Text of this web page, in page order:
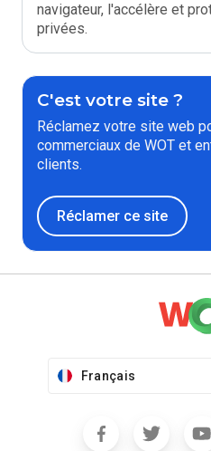
navigateur, l'accélère et
privées.
C'est votre site ?
Réclamez votre site web
commerciaux de WOT et
clients.
Réclamer ce site
Français